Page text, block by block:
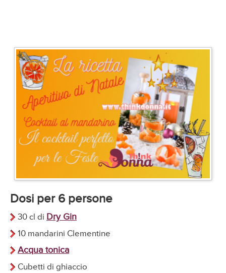
Dosi per 6 persone
30 cl di Dry Gin
10 mandarini Clementine
Acqua tonica
Cubetti di ghiaccio